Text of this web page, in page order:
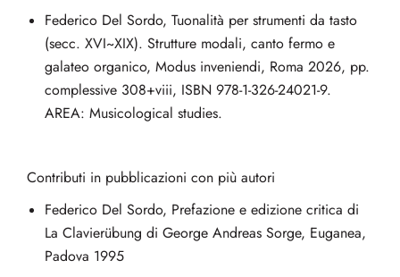
Federico Del Sordo, Tuonalità per strumenti da tasto
(secc. XVI~XIX). Strutture modali, canto fermo e
galateo organico, Modus inveniendi, Roma 2026, pp.
complessive 308+viii, ISBN 978-1-326-24021-9.
AREA: Musicological studies.
Contributi in pubblicazioni con più autori
Federico Del Sordo, Prefazione e edizione critica di
La Clavierübung di George Andreas Sorge, Euganea,
Padova 1995